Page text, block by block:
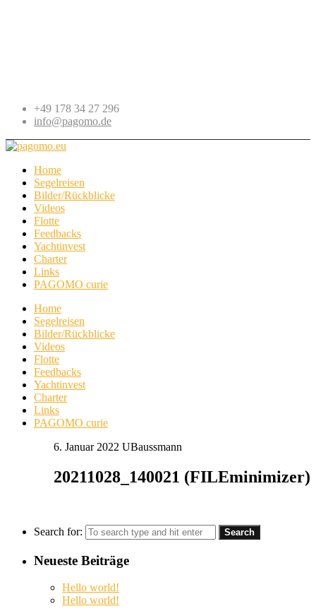
+49 178 34 27 296
info@pagomo.de
Home
Segelreisen
Bilder/Rückblicke
Videos
Flotte
Feedbacks
Yachtinvest
Charter
Links
PAGOMO curie
Home
Segelreisen
Bilder/Rückblicke
Videos
Flotte
Feedbacks
Yachtinvest
Charter
Links
PAGOMO curie
6. Januar 2022 UBaussmann
20211028_140021 (FILEminimizer)
Search for:
Neueste Beiträge
Hello world!
Hello world!